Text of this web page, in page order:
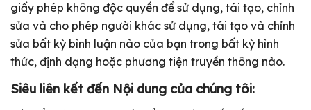
giấy phép không độc quyền để sử dụng, tái tạo, chỉnh
sửa và cho phép người khác sử dụng, tái tạo và chỉnh
sửa bất kỳ bình luận nào của bạn trong bất kỳ hình
thức, định dạng hoặc phương tiện truyền thông nào.
Siêu liên kết đến Nội dung của chúng tôi: